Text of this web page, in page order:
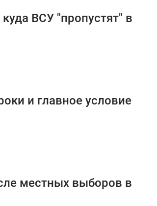
ВСУ "пропустят" в
и главное условие
местных выборов в